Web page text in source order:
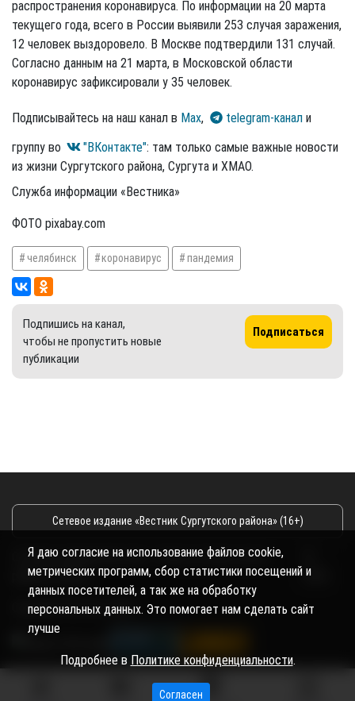
распространения коронавируса. По информации на 20 марта
текущего года, всего в России выявили 253 случая заражения,
12 человек выздоровело. В Москве подтвердили 131 случай.
Согласно данным на 21 марта, в Московской области
коронавирус зафиксировали у 35 человек.
Подписывайтесь на наш канал в Max, telegram-канал и
группу во
"ВКонтакте": там только самые важные новости
из жизни Сургутского района, Сургута и ХМАО.
Служба информации «Вестника»
ФОТО pixabay.com
челябинск коронавирус пандемия
Подпишись на канал,
чтобы не пропустить новые
публикации
Подписаться
Сетевое издание «Вестник Сургутского района» (16+)
Сетевое издание Вестник - Новости Сургутского
района и Югры
2026
Copyright © 2018- 2026
Я даю согласие на использование файлов cookie,
метрических программ, сбор статистики посещений и
данных посетителей, а так же на обработку
персональных данных. Это помогает нам сделать сайт
лучше
Подробнее в Политике конфиденциальности.
Согласен